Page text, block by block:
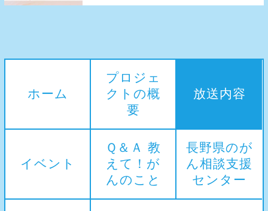
ホーム
プロジェ
クトの概
要
放送内容
イベント
Ｑ＆Ａ 教
えて！が
んのこと
長野県のが
ん相談支援
センター